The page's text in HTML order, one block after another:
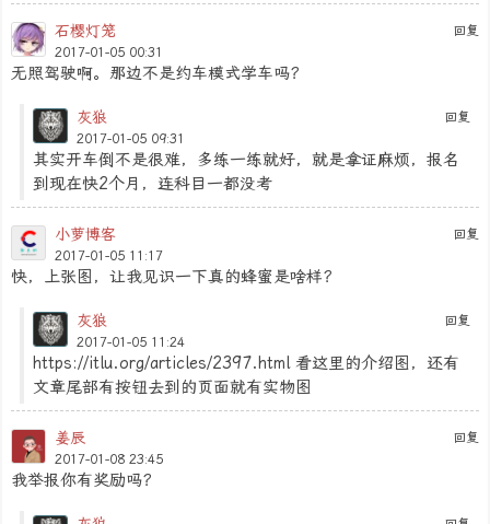
回复
石樱灯笼
2017-01-05 00:31
无照驾驶啊。那边不是约车模式学车吗？
回复
灰狼
2017-01-05 09:31
其实开车倒不是很难，多练一练就好，就是拿证麻烦，报名
到现在快2个月，连科目一都没考
回复
小萝博客
2017-01-05 11:17
快，上张图，让我见识一下真的蜂蜜是啥样？
回复
灰狼
2017-01-05 11:24
https://itlu.org/articles/2397.html 看这里的介绍图，还有
文章尾部有按钮去到的页面就有实物图
回复
姜辰
2017-01-08 23:45
我举报你有奖励吗？